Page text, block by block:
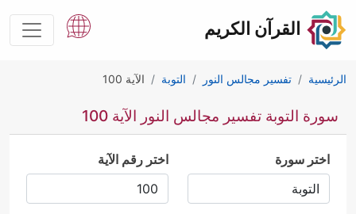
القرآن الكريم
الرئيسية تفسير مجالس النور التوبة الآية 100
سورة التوبة تفسير مجالس النور الآية 100
اختر سورة اختر رقم الآية